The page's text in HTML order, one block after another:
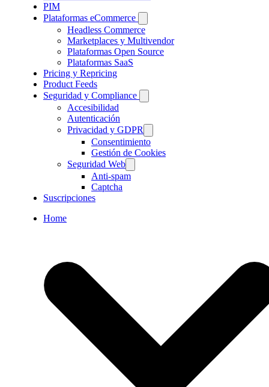
PIM
Plataformas eCommerce
Headless Commerce
Marketplaces y Multivendor
Plataformas Open Source
Plataformas SaaS
Pricing y Repricing
Product Feeds
Seguridad y Compliance
Accesibilidad
Autenticación
Privacidad y GDPR
Consentimiento
Gestión de Cookies
Seguridad Web
Anti-spam
Captcha
Suscripciones
Home